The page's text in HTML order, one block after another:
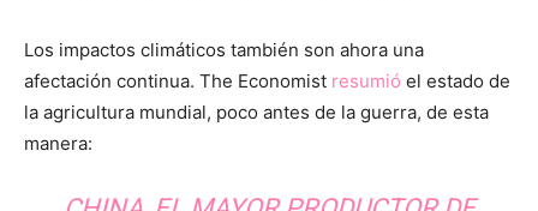
Los impactos climáticos también son ahora una
afectación continua. The Economist resumió el estado de
la agricultura mundial, poco antes de la guerra, de esta
manera: